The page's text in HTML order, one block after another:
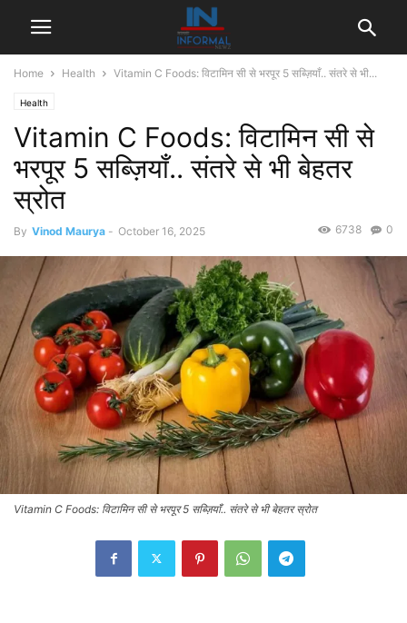
Home Health Vitamin C Foods: विटामिन सी से भरपूर 5 सब्ज़ियाँ.. संतरे से भी...
Health
Vitamin C Foods: विटामिन सी से
भरपूर 5 सब्ज़ियाँ.. संतरे से भी बेहतर
स्रोत
By Vinod Maurya - October 16, 2025 0
6738
Vitamin C Foods: विटामिन सी से भरपूर 5 सब्ज़ियाँ.. संतरे से भी बेहतर स्रोत